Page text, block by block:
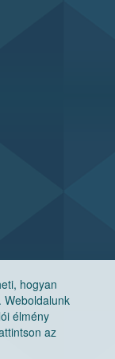
hogyan
Weboldalunk
élmény
az